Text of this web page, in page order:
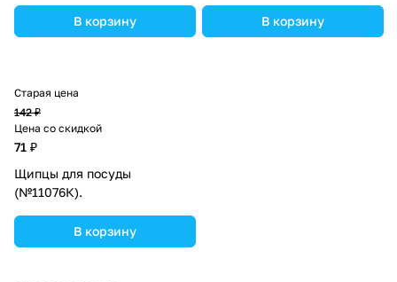
В корзину В корзину
Старая цена
142 ₽
Цена со скидкой
71 ₽
Щипцы для посуды
(№11076К).
В корзину